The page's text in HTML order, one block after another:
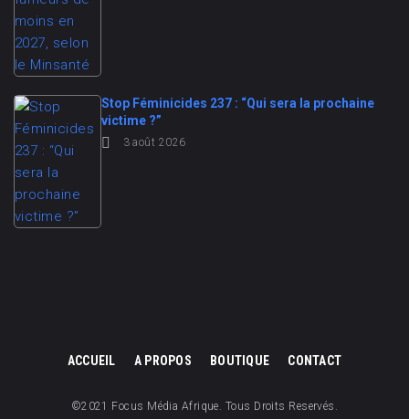
Stop Féminicides 237 : “Qui sera la prochaine
victime ?”
3 août 2026
ACCUEIL A PROPOS BOUTIQUE CONTACT
©2021 Focus Média Afrique. Tous Droits Reservés.